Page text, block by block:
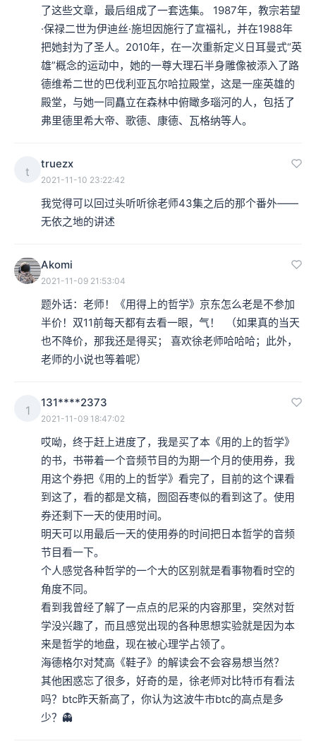
了这些文章，最后组成了一套选集。 1987年，教宗若望
·保禄二世为伊迪丝·施坦因施行了宣福礼，并在1988年
把她封为了圣人。2010年，在一次重新定义日耳曼式“英
雄”概念的运动中，她的一尊大理石半身雕像被添入了路
德维希二世的巴伐利亚瓦尔哈拉殿堂，这是一座英雄的
殿堂，与她一同矗立在森林中俯瞰多瑙河的人，包括了
弗里德里希大帝、歌德、康德、瓦格纳等人。
t
truezx
2021-11-10 23:22:42
我觉得可以回过头听听徐老师43集之后的那个番外——
无依之地的讲述
Akomi
2021-11-09 21:53:04
题外话：老师！《用得上的哲学》京东怎么老是不参加
半价！双11前每天都有去看一眼，气！  （如果真的当天
也不降价，那我还是得买； 喜欢徐老师哈哈哈；此外，
老师的小说也等着呢）
1
131****2373
2021-11-09 18:47:02
哎呦，终于赶上进度了，我是买了本《用的上的哲学》
的书，书带着一个音频节目的为期一个月的使用券，我
用这个券把《用的上的哲学》看完了，目前的这个课看
到这了，看的都是文稿，囫囵吞枣似的看到这了。使用
券还剩下一天的使用时间。
明天可以用最后一天的使用券的时间把日本哲学的音频
节目看一下。
个人感觉各种哲学的一个大的区别就是看事物看时空的
角度不同。
看到我曾经了解了一点点的尼采的内容那里，突然对哲
学没兴趣了，而且感觉出现的各种思想实验就是因为本
来是哲学的地盘，现在被心理学占领了。
海德格尔对梵高《鞋子》的解读会不会容易想当然？
其他困惑忘了很多，好奇的是，徐老师对比特币有看法
吗？btc昨天新高了，你认为这波牛市btc的高点是多
少？👻